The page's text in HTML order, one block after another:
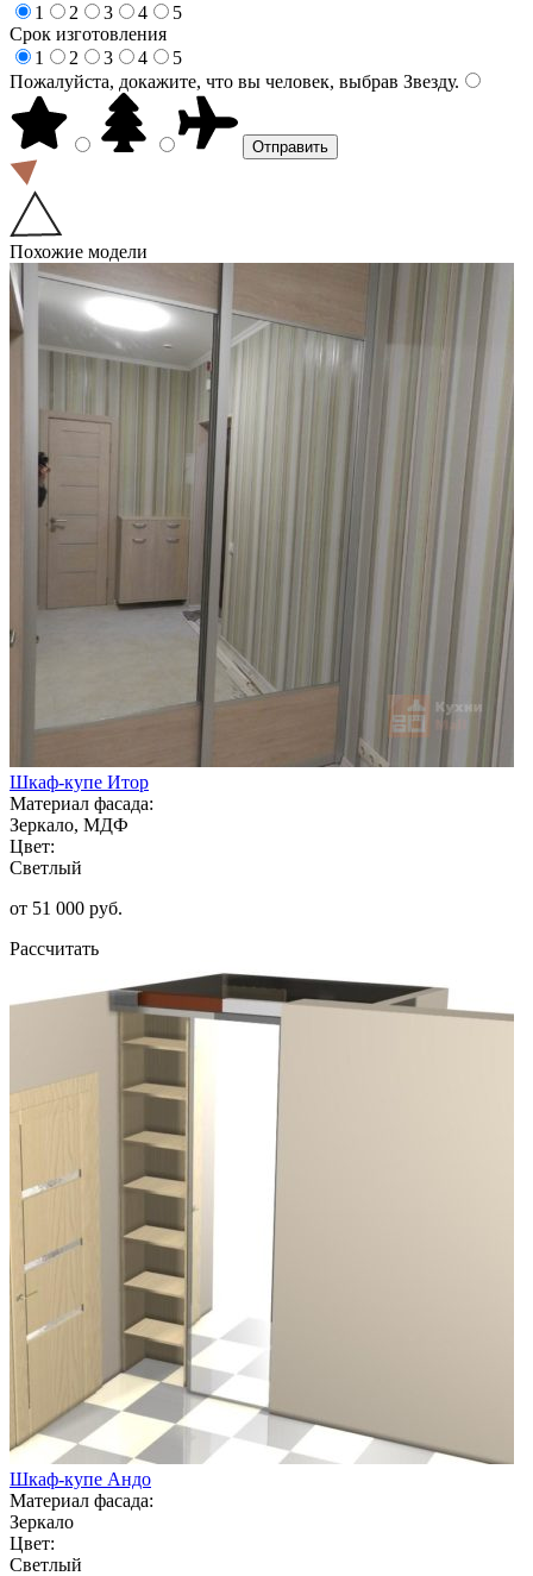
1
2 3 4
5
Срок изготовления
1
2 3 4
5
Пожалуйста, докажите, что вы человек, выбрав Звезду.
Похожие модели
Шкаф-купе Итор
Материал фасада:
Зеркало, МДФ
Цвет:
Светлый
от 51 000 руб.
Рассчитать
Шкаф-купе Андо
Материал фасада:
Зеркало
Цвет:
Светлый